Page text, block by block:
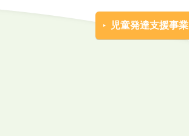
児童発達支援事業